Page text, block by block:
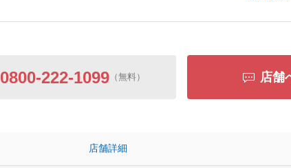
0800-222-1099 （無料） 店舗
店舗詳細